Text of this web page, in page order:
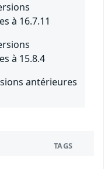
à 16.7.11
à 15.8.4
antérieures
TAGS